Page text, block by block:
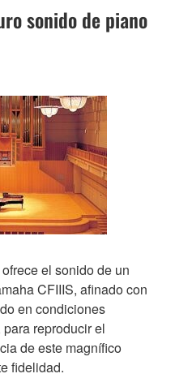
sonido de piano
el sonido de un
CFIIIS, afinado con
en condiciones
reproducir el
de este magnífico
fidelidad.